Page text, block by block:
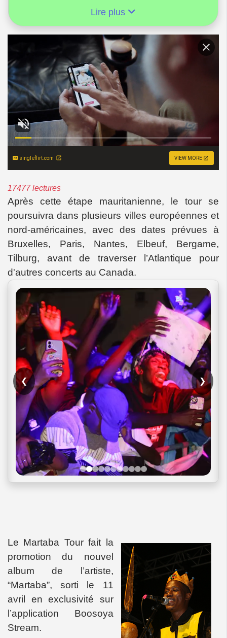
Lire plus
singleflirt.com VIEW MORE
17477 lectures
Après cette étape mauritanienne, le tour se
poursuivra dans plusieurs villes européennes et
nord-américaines, avec des dates prévues à
Bruxelles, Paris, Nantes, Elbeuf, Bergame,
Tilburg, avant de traverser l’Atlantique pour
d'autres concerts au Canada.
❮ ❯
Le Martaba Tour fait la
promotion du nouvel
album de l’artiste,
“Martaba”, sorti le 11
avril en exclusivité sur
l’application Boosoya
Stream.